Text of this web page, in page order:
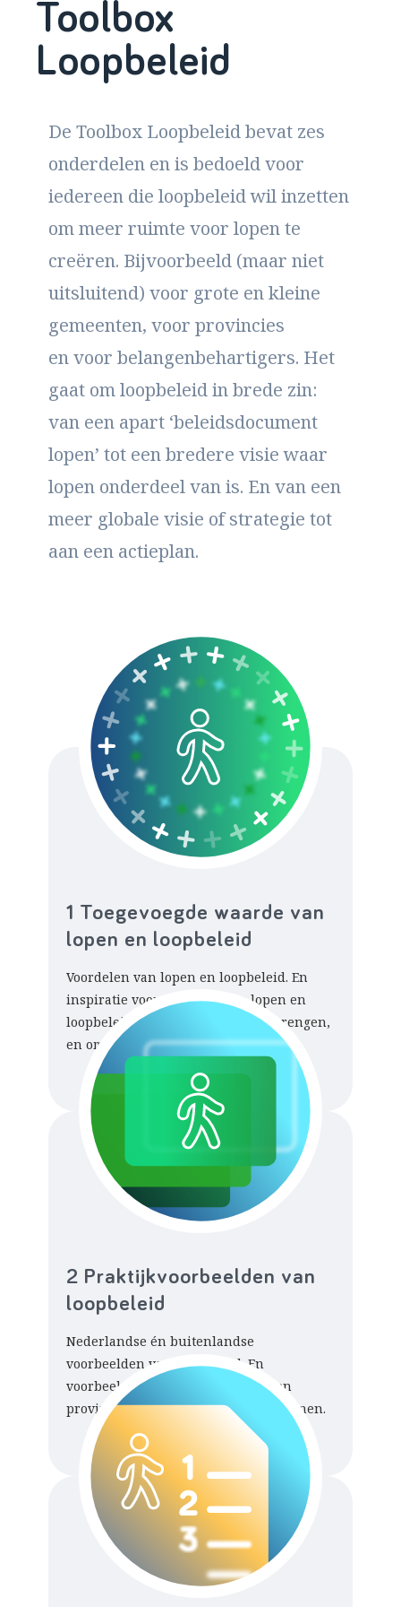
Toolbox
Loopbeleid
De Toolbox Loopbeleid bevat zes
onderdelen en is bedoeld voor
iedereen die loopbeleid wil inzetten
om meer ruimte voor lopen te
creëren. Bijvoorbeeld (maar niet
uitsluitend) voor grote en kleine
gemeenten, voor provincies
en voor belangenbehartigers. Het
gaat om loopbeleid in brede zin:
van een apart ‘beleidsdocument
lopen’ tot een bredere visie waar
lopen onderdeel van is. En van een
meer globale visie of strategie tot
aan een actieplan.
1 Toegevoegde waarde van
lopen en loopbeleid
Voordelen van lopen en loopbeleid. En
inspiratie voor manieren om lopen en
loopbeleid onder de aandacht te brengen,
en om collega’s te enthousiasmeren.
2 Praktijk­voorbeelden van
loopbeleid
Nederlandse én buitenlandse
voorbeelden van loopbeleid. En
voorbeelden van hoe gemeenten en
provincies met loopbeleid zijn begonnen.